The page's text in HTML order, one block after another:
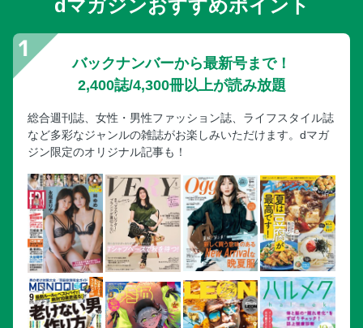
dマガジンおすすめポイント
バックナンバーから最新号まで！
2,400誌/4,300冊以上が読み放題
総合週刊誌、女性・男性ファッション誌、ライフスタイル誌
など多彩なジャンルの雑誌がお楽しみいただけます。dマガ
ジン限定のオリジナル記事も！